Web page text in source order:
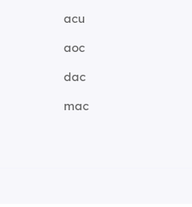
acu
aoc
dac
mac